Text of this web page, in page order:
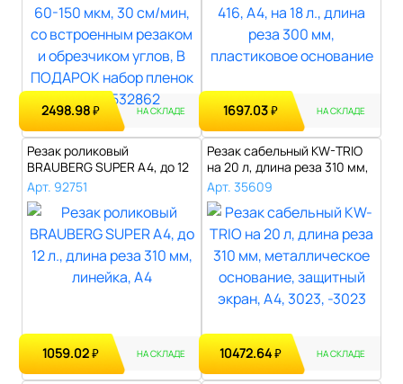
2498.98₽ НА СКЛАДЕ 1697.03₽ НА СКЛАДЕ
Резак роликовый
BRAUBERG SUPER A4, до 12
л., длина реза..
Арт. 92751
1059.02₽ НА СКЛАДЕ
Резак сабельный KW-TRIO
на 20 л, длина реза 310 мм,
мет..
Арт. 35609
10472.64₽ НА СКЛАДЕ